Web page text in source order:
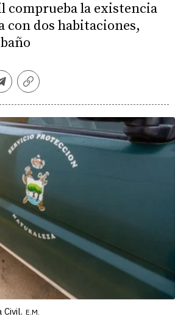
comprueba la existencia
con dos habitaciones,
TelegramCopiar
Civil. E.M.